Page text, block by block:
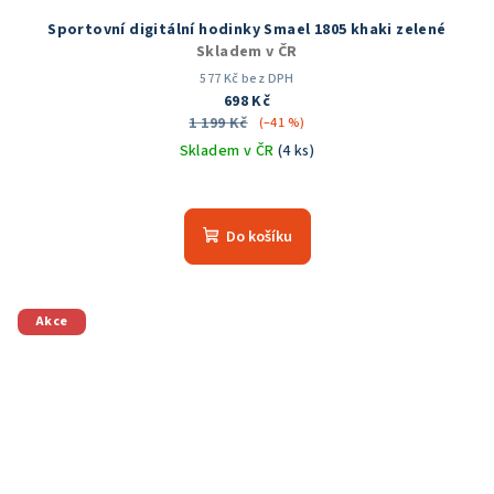
Sportovní digitální hodinky Smael 1805 khaki zelené
Skladem v ČR
577 Kč bez DPH
698 Kč
1 199 Kč
(–41 %)
Skladem v ČR (4 ks)
Do košíku
Akce